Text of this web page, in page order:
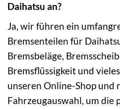
Daihatsu an?
Ja, wir führen ein
Bremsenteilen für
Bremsbeläge,
Bremsflüssigkeit und
unseren Online-Shop und
Fahrzeugauswahl, um die